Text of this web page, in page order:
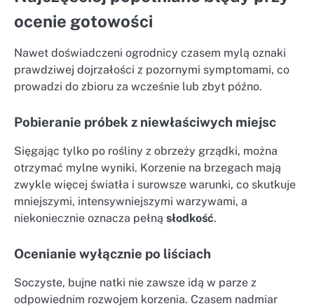
ocenie gotowości
Nawet doświadczeni ogrodnicy czasem mylą oznaki
prawdziwej dojrzałości z pozornymi symptomami, co
prowadzi do zbioru za wcześnie lub zbyt późno.
Pobieranie próbek z niewłaściwych miejsc
Sięgając tylko po rośliny z obrzeży grządki, można
otrzymać mylne wyniki. Korzenie na brzegach mają
zwykle więcej światła i surowsze warunki, co skutkuje
mniejszymi, intensywniejszymi warzywami, a
niekoniecznie oznacza pełną słodkość.
Ocenianie wyłącznie po liściach
Soczyste, bujne natki nie zawsze idą w parze z
odpowiednim rozwojem korzenia. Czasem nadmiar